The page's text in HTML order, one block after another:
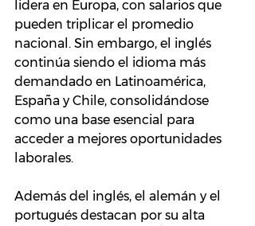
lidera en Europa, con salarios que
pueden triplicar el promedio
nacional. Sin embargo, el inglés
continúa siendo el idioma más
demandado en Latinoamérica,
España y Chile, consolidándose
como una base esencial para
acceder a mejores oportunidades
laborales.
Además del inglés, el alemán y el
portugués destacan por su alta